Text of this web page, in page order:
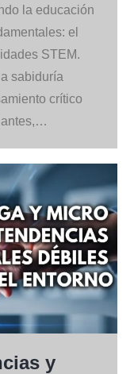
la educación
el
STEM.
sabiduría
crítico
y